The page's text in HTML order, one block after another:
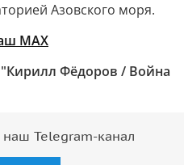
Азовского моря.
МАХ
"Кирилл Фёдоров / Война
Telegram-канал